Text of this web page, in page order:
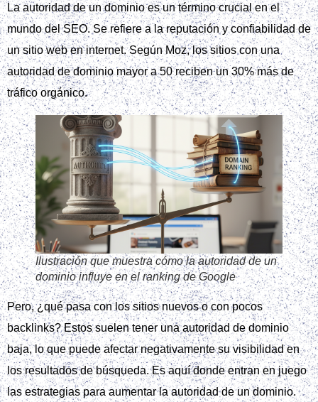
La autoridad de un dominio es un término crucial en el
mundo del SEO. Se refiere a la reputación y confiabilidad de
un sitio web en internet. Según Moz, los sitios con una
autoridad de dominio mayor a 50 reciben un 30% más de
tráfico orgánico.
Ilustración que muestra cómo la autoridad de un
dominio influye en el ranking de Google
Pero, ¿qué pasa con los sitios nuevos o con pocos
backlinks? Estos suelen tener una autoridad de dominio
baja, lo que puede afectar negativamente su visibilidad en
los resultados de búsqueda. Es aquí donde entran en juego
las estrategias para aumentar la autoridad de un dominio.